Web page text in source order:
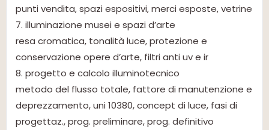
punti vendita, spazi espositivi, merci esposte, vetrine
7. illuminazione musei e spazi d’arte
resa cromatica, tonalità luce, protezione e
conservazione opere d’arte, filtri anti uv e ir
8. progetto e calcolo illuminotecnico
metodo del flusso totale, fattore di manutenzione e
deprezzamento, uni 10380, concept di luce, fasi di
progettaz., prog. preliminare, prog. definitivo